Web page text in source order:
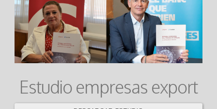
Estudio empresas export